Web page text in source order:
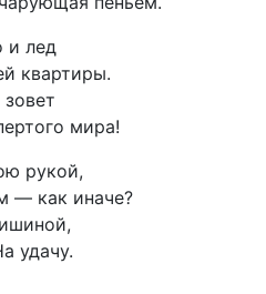
и лед
квартиры.
мира!
рукой,
— как иначе?
удачу.